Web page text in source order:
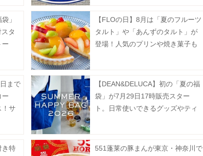
」
タ
ー
【FLOの日】8月は「夏のフルーツ
タルト」や「あんずのタルト」が
登場！人気のプリンや焼き菓子も
まで
ー
！サ
【DEAN&DELUCA】初の「夏の福
袋」が7月29日17時販売スター
ト。日常使いできるグッズやティ
き特
551蓬莱の豚まんが東京・神奈川で